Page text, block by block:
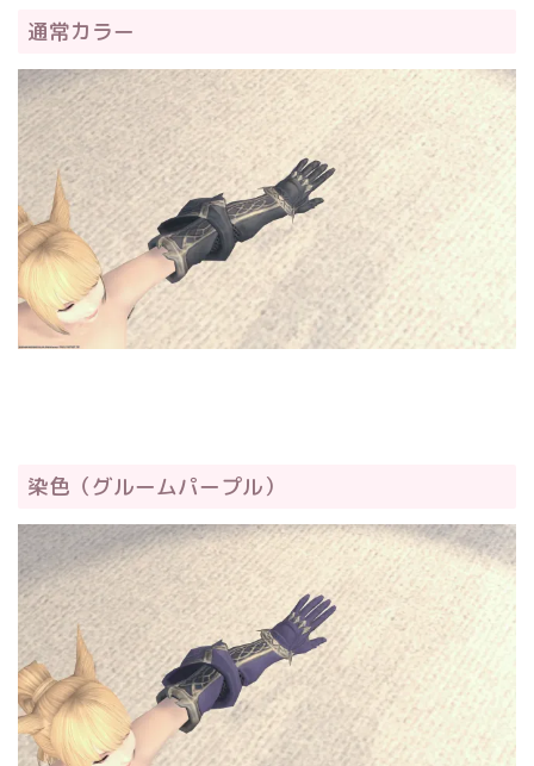
通常カラー
染色（グルームパープル）